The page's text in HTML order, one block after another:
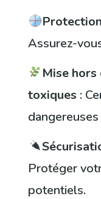
Assurez-
Mise
toxiques :
Protéger
potentiels.